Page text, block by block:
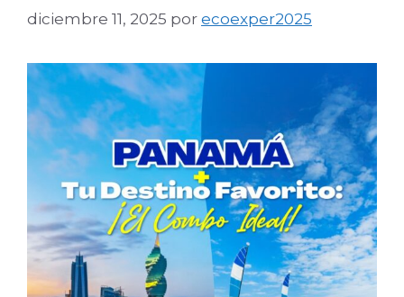
diciembre 11, 2025 por ecoexper2025